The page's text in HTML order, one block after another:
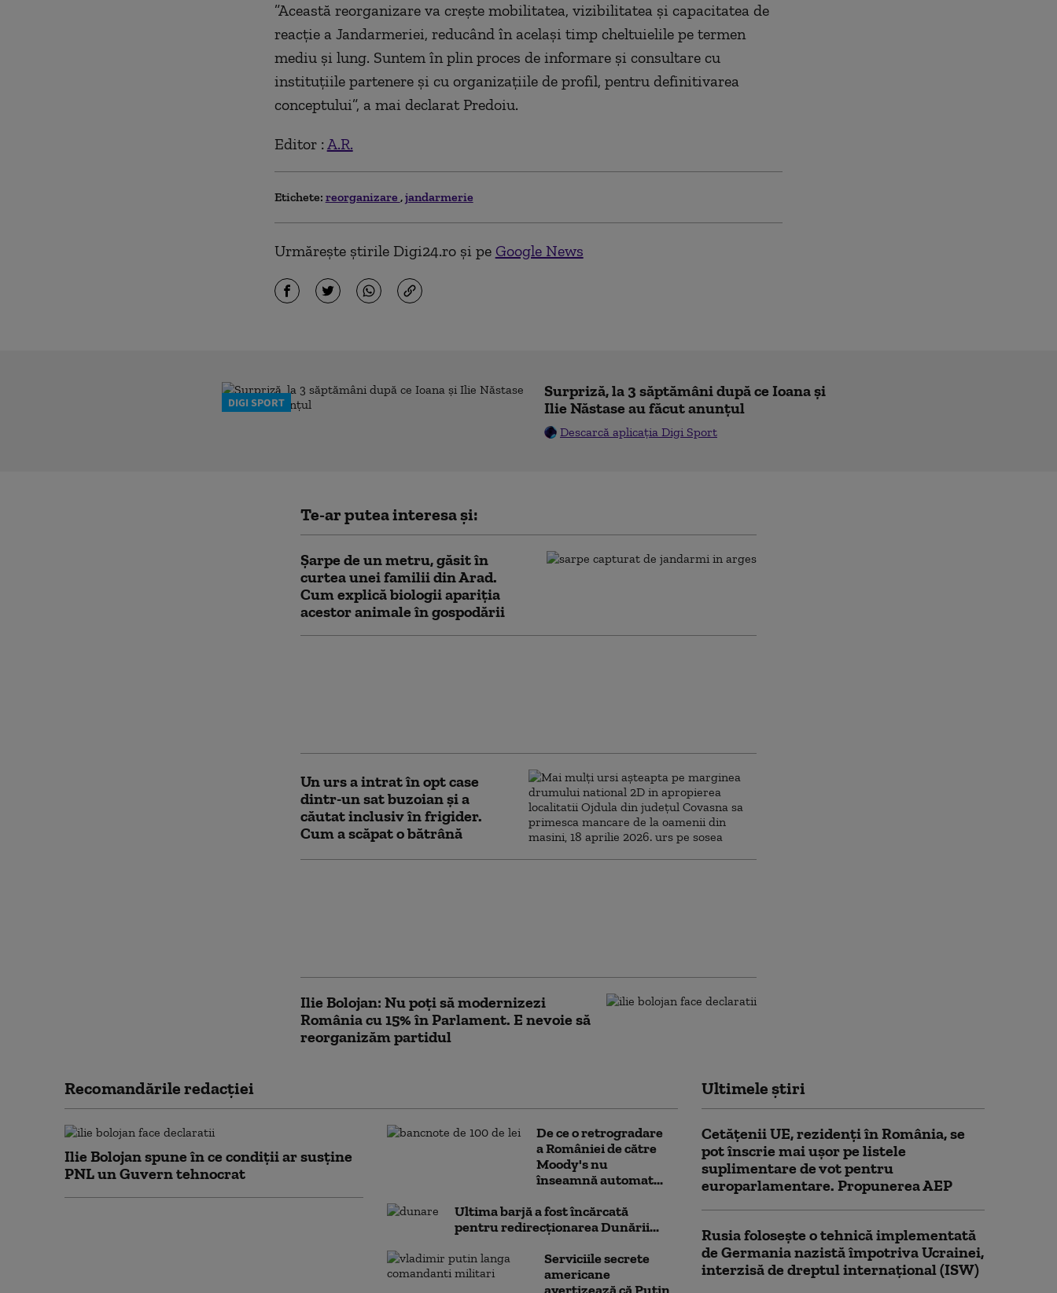
”Această reorganizare va creşte mobilitatea, vizibilitatea şi capacitatea de
reacţie a Jandarmeriei, reducând în acelaşi timp cheltuielile pe termen
mediu şi lung. Suntem în plin proces de informare şi consultare cu
instituţiile partenere şi cu organizaţiile de profil, pentru definitivarea
conceptului”, a mai declarat Predoiu.
Editor : A.R.
Etichete: reorganizare jandarmerie
Urmărește știrile Digi24.ro și pe Google News
DIGI SPORT
Surpriză, la 3 săptămâni după ce Ioana și
Ilie Năstase au făcut anunțul
Descarcă aplicația Digi Sport
Te-ar putea interesa și:
Șarpe de un metru, găsit în
curtea unei familii din Arad.
Cum explică biologii apariția
acestor animale în gospodării
Un urs a intrat în opt case
dintr-un sat buzoian și a
căutat inclusiv în frigider.
Cum a scăpat o bătrână
Ilie Bolojan: Nu poţi să modernizezi
România cu 15% în Parlament. E nevoie să
reorganizăm partidul
Recomandările redacţiei
Ilie Bolojan spune în ce condiții ar susține
PNL un Guvern tehnocrat
De ce o retrogradare
a României de către
Moody's nu
înseamnă automat...
Ultima barjă a fost încărcată
pentru redirecționarea Dunării...
Serviciile secrete
americane
Ultimele știri
Cetățenii UE, rezidenți în România, se
pot înscrie mai ușor pe listele
suplimentare de vot pentru
europarlamentare. Propunerea AEP
Rusia folosește o tehnică implementată
de Germania nazistă împotriva Ucrainei,
interzisă de dreptul internațional (ISW)